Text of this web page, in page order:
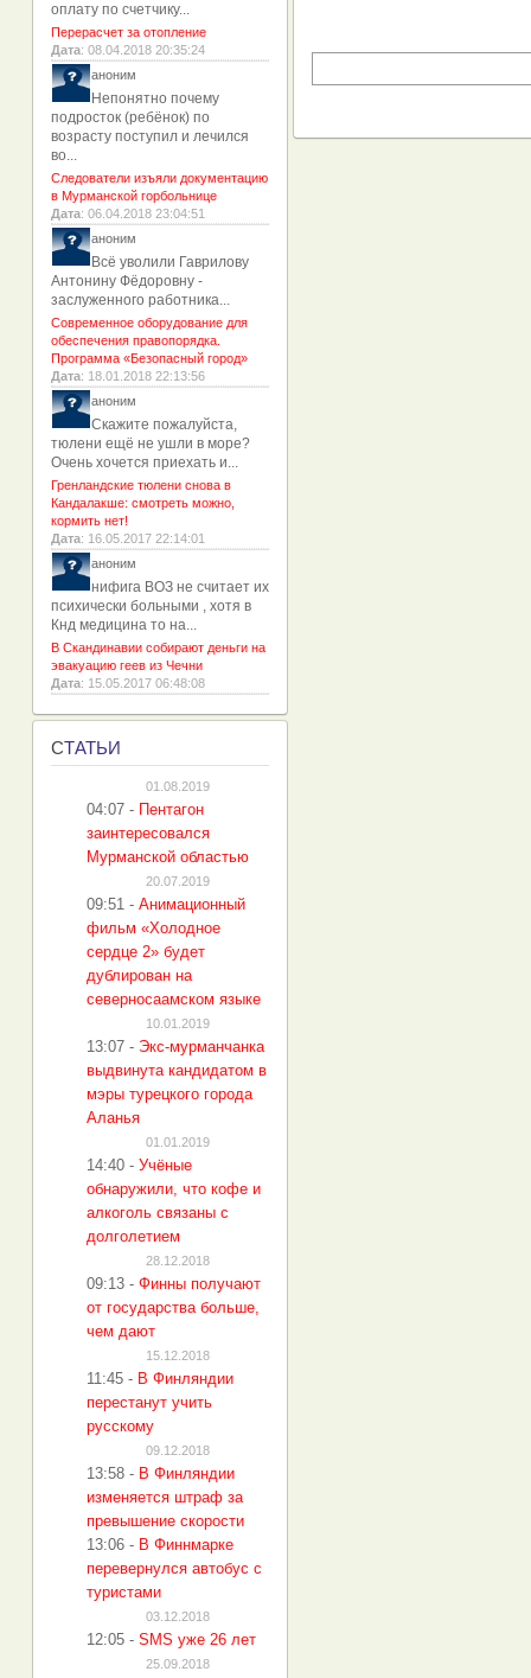
оплату по счетчику...
Перерасчет за отопление
Дата: 08.04.2018 20:35:24
аноним
Непонятно почему
подросток (ребёнок) по
возрасту поступил и лечился
во...
Следователи изъяли документацию
в Мурманской горбольнице
Дата: 06.04.2018 23:04:51
аноним
Всё уволили Гаврилову
Антонину Фёдоровну -
заслуженного работника...
Современное оборудование для
обеспечения правопорядка.
Программа «Безопасный город»
Дата: 18.01.2018 22:13:56
аноним
Скажите пожалуйста,
тюлени ещё не ушли в море?
Очень хочется приехать и...
Гренландские тюлени снова в
Кандалакше: смотреть можно,
кормить нет!
Дата: 16.05.2017 22:14:01
аноним
нифига ВОЗ не считает их
психически больными , хотя в
Кнд медицина то на...
В Скандинавии собирают деньги на
эвакуацию геев из Чечни
Дата: 15.05.2017 06:48:08
СТАТЬИ
01.08.2019
04:07 - Пентагон
заинтересовался
Мурманской областью
20.07.2019
09:51 - Анимационный
фильм «Холодное
сердце 2» будет
дублирован на
северносаамском языке
10.01.2019
13:07 - Экс-мурманчанка
выдвинута кандидатом в
мэры турецкого города
Аланья
01.01.2019
14:40 - Учёные
обнаружили, что кофе и
алкоголь связаны с
долголетием
28.12.2018
09:13 - Финны получают
от государства больше,
чем дают
15.12.2018
11:45 - В Финляндии
перестанут учить
русскому
09.12.2018
13:58 - В Финляндии
изменяется штраф за
превышение скорости
13:06 - В Финнмарке
перевернулся автобус с
туристами
03.12.2018
12:05 - SMS уже 26 лет
25.09.2018